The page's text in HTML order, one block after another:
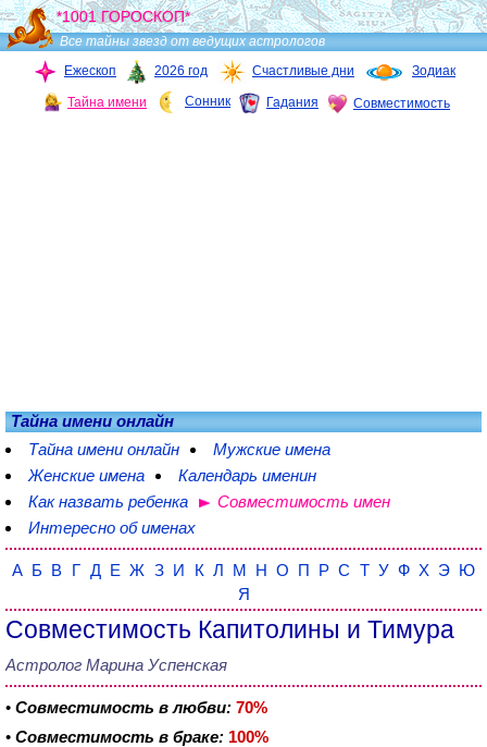
*1001 ГОРОСКОП*
Все тайны звезд от ведущих астрологов
Ежескоп
2026 год Счастливые дни Зодиак
Тайна имени Сонник Гадания Совместимость
Тайна имени онлайн
Тайна имени онлайн
Мужские имена
Женские имена
Календарь именин
Как назвать ребенка
Совместимость имен
Интересно об именах
А Б В Г Д Е Ж З И К Л М Н О П Р С Т У Ф Х Э Ю
Я
Совместимость Капитолины и Тимура
Астролог Марина Успенская
• Совместимость в любви: 70%
• Совместимость в браке: 100%